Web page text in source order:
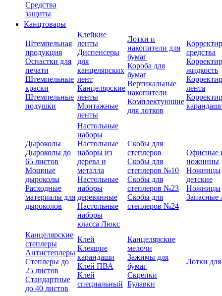
Средства
защиты
Канцтовары
Штемпельная
продукция
Оснастки для
печати
Штемпельные
краски
Штемпельные
подушки
Клейкие
ленты
Диспенсеры
для
канцелярских
лент
Канцелярские
ленты
Монтажные
ленты
Лотки и
накопители для
бумаг
Короба для
бумаг
Вертикальные
накопители
Комплектующие
для лотков
средства
жидкость
лента
Дыроколы
Дыроколы до
65 листов
Мощные
дыроколы
Расходные
материалы для
дыроколов
Настольные
наборы
Настольные
наборы из
дерева и
металла
Настольные
наборы
деревянные
Настольные
наборы
класса Люкс
Скобы для
степлеров
Скобы для
степлеров №10
Скобы для
степлеров №23
Скобы для
степлеров №24
Офисные
ножницы
Ножницы
детские
Ножницы
Запасные
Канцелярские
степлеры
Антистеплеры
Степлеры до
25 листов
Стандартные
до 40 листов
Клей
Клеящие
карандаши
Клей ПВА
Клей
специальный
Канцелярские
мелочи
Зажимы для
бумаг
Скрепки
Булавки
Лотки